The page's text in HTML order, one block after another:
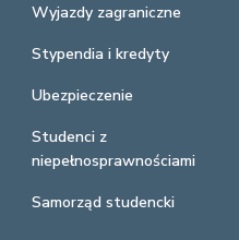
Wyjazdy zagraniczne
Stypendia i kredyty
Ubezpieczenie
Studenci z
niepełnosprawnościami
Samorząd studencki